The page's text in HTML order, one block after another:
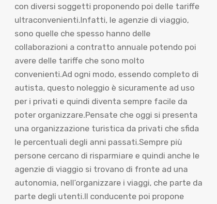
con diversi soggetti proponendo poi delle tariffe
ultraconvenienti.Infatti, le agenzie di viaggio,
sono quelle che spesso hanno delle
collaborazioni a contratto annuale potendo poi
avere delle tariffe che sono molto
convenienti.Ad ogni modo, essendo completo di
autista, questo noleggio è sicuramente ad uso
per i privati e quindi diventa sempre facile da
poter organizzare.Pensate che oggi si presenta
una organizzazione turistica da privati che sfida
le percentuali degli anni passati.Sempre più
persone cercano di risparmiare e quindi anche le
agenzie di viaggio si trovano di fronte ad una
autonomia, nell’organizzare i viaggi, che parte da
parte degli utenti.Il conducente poi propone